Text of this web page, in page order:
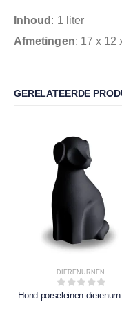
Inhoud : 1 liter
Afmetingen: 17 x 12
GERELATEERDE
DIERENURNEN
0out of 5
Hond porseleinen